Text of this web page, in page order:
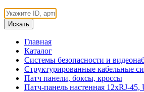
Искать
Главная
Каталог
Системы безопасности и
Структурированные кабельные
Патч панели, боксы, кроссы
Патч-панель настенная 12хRJ-45,